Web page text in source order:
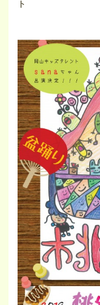
ト